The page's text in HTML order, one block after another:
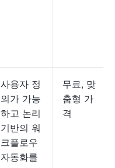
사용자 정
의가 가능
하고 논리
기반의 워
크플로우
자동화를
무료, 맞
춤형 가
격